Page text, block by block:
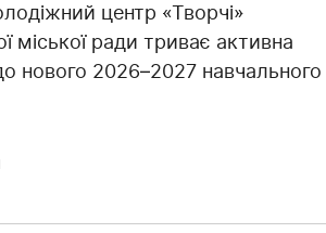
центр «Творчі»
міської ради триває активна
нового 2026–2027 навчального